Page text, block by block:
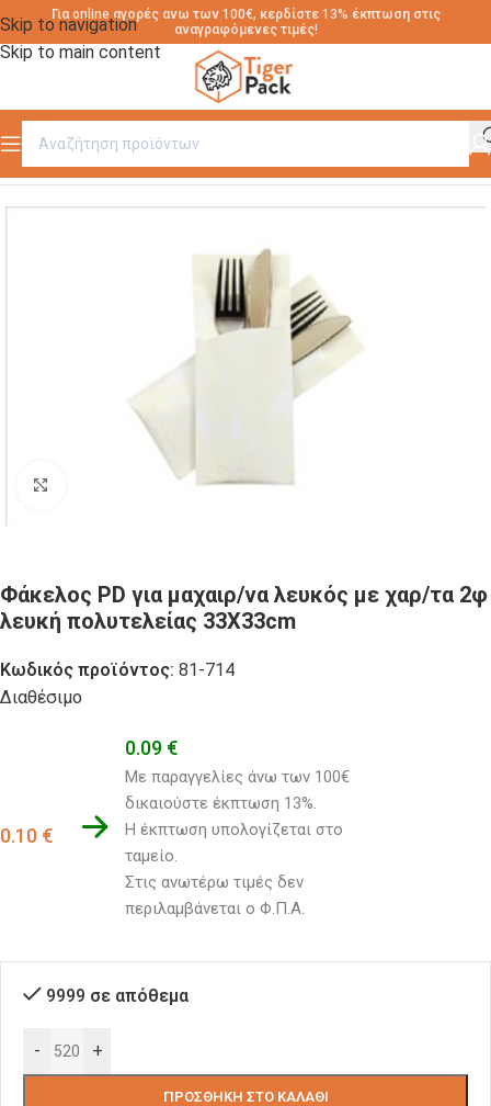
Skip to navigation
Skip to main content
Για online αγορές ανω των 100€, κερδίστε 13% έκπτωση στις
αναγραφόμενες τιμές!
Αρχική σελίδα / ΦΑΚΕΛΟΙ ΓΙΑ ΜΑΧΑΙΡ/ΝΑ PD
Click to enlarge
Φάκελος PD για μαχαιρ/να λευκός με χαρ/τα 2φ
λευκή πολυτελείας 33X33cm
Κωδικός προϊόντος: 81-714
Διαθέσιμο
0.10 €
0.09 €
Με παραγγελίες άνω των 100€
δικαιούστε έκπτωση 13%.
Η έκπτωση υπολογίζεται στο
ταμείο.
Στις ανωτέρω τιμές δεν
περιλαμβάνεται ο Φ.Π.Α.
9999 σε απόθεμα
- +
ΠΡΟΣΘΉΚΗ ΣΤΟ ΚΑΛΆΘΙ